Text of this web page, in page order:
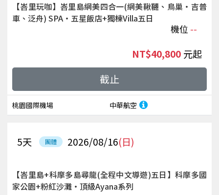
【峇里玩咖】峇里島網美四合一(網美鞦韆、鳥巢‧吉普
車、泛舟) SPA‧五星飯店+獨棟Villa五日
機位 --
桃園國際機場 中華航空
NT$40,800 起
截止
團體 2026/08/16(日)
5天
【峇里島+科摩多島尋龍(全程中文導遊)五日】科摩多國
家公園+粉紅沙灘‧頂級Ayana系列